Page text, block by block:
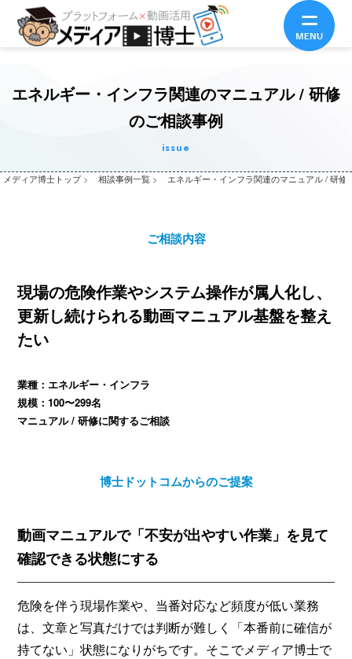
エネルギー・インフラ関連のマニュアル / 研修
のご相談事例
issue
メディア博士トップ > 相談事例一覧 > エネルギー・インフラ関連のマニュアル / 研修
ご相談内容
現場の危険作業やシステム操作が属人化し、
更新し続けられる動画マニュアル基盤を整え
たい
業種：エネルギー・インフラ
規模：100〜299名
マニュアル / 研修に関するご相談
博士ドットコムからのご提案
動画マニュアルで「不安が出やすい作業」を見て
確認できる状態にする
危険を伴う現場作業や、当番対応など頻度が低い業務
は、文章と写真だけでは判断が難しく「本番前に確信が
持てない」状態になりがちです。そこでメディア博士で